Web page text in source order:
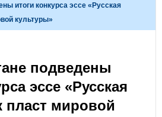
итоги конкурса эссе «Русская
культуры»
подведены
эссе «Русская
пласт мировой